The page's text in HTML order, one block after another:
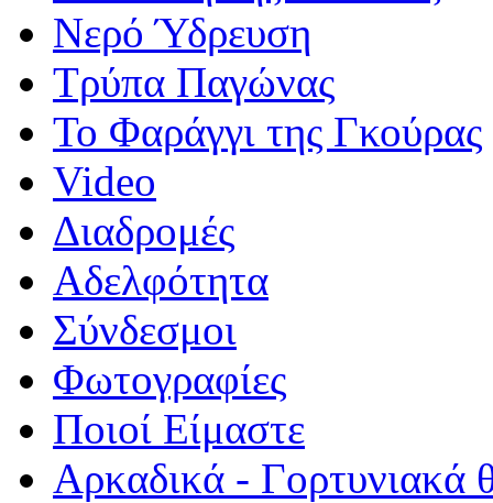
Νερό Ύδρευση
Τρύπα Παγώνας
Το Φαράγγι της Γκούρας
Video
Διαδρομές
Αδελφότητα
Σύνδεσμοι
Φωτογραφίες
Ποιοί Είμαστε
Αρκαδικά - Γορτυνιακά